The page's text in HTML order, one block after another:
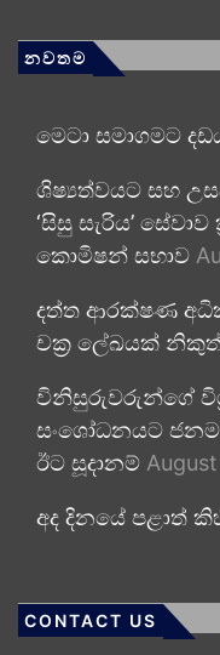
නවතම
මෙටා සමාගමට
ශිෂ්‍යත්වයට සහ
‘සිසු සැරිය’
කොමිෂන් සභාව
දත්ත ආරක්ෂණ
චක්‍ර ලේඛයක්
විනිසුරුවරුන්ගේ
සංශෝධනයට
ඊට සූදානම්
අද දිනයේ පළාත්
CONTACT US